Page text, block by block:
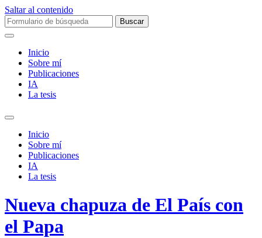
Saltar al contenido
Buscar:
Inicio
Sobre mí­
Publicaciones
IA
La tesis
Alternar
campo
búsqueda
Inicio
Sobre mí­
Publicaciones
IA
La tesis
Nueva chapuza de El País con
el Papa